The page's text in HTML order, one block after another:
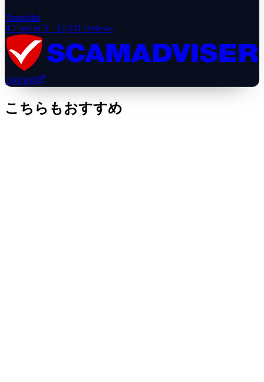
Trustpilot
4.7 out of 5 · 12,431 reviews
100/100
こちらもおすすめ